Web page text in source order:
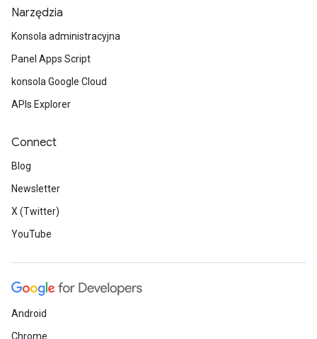
Narzędzia
Konsola administracyjna
Panel Apps Script
konsola Google Cloud
APIs Explorer
Connect
Blog
Newsletter
X (Twitter)
YouTube
Android
Chrome